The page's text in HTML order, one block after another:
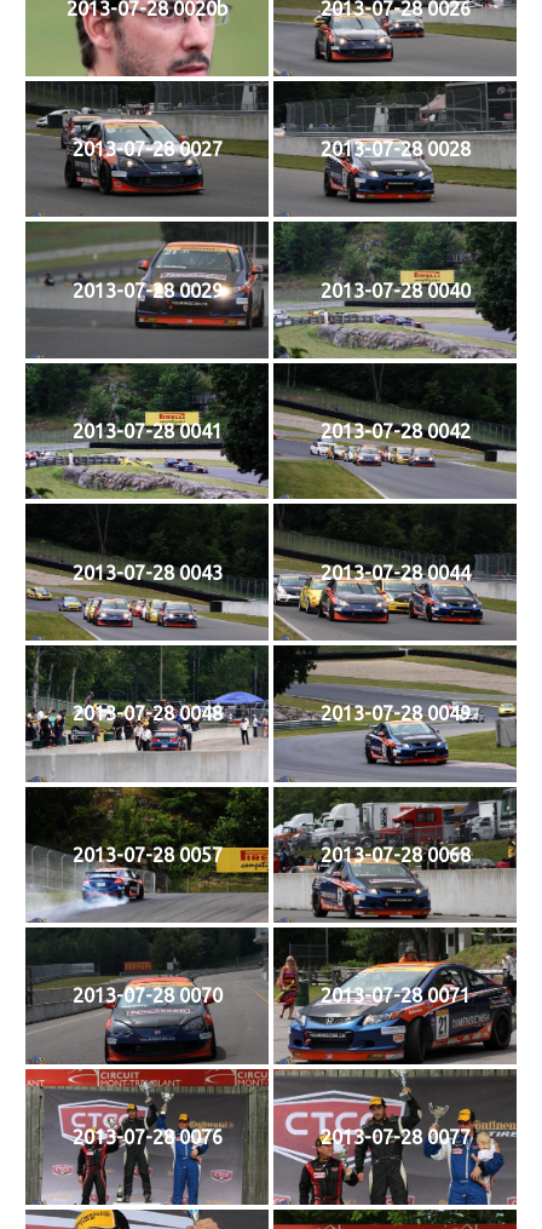
2013-07-28 0020b 2013-07-28 0026
2013-07-28 0027 2013-07-28 0028
2013-07-28 0029 2013-07-28 0040
2013-07-28 0041 2013-07-28 0042
2013-07-28 0043 2013-07-28 0044
2013-07-28 0048 2013-07-28 0049
2013-07-28 0057 2013-07-28 0068
2013-07-28 0070 2013-07-28 0071
2013-07-28 0076 2013-07-28 0077